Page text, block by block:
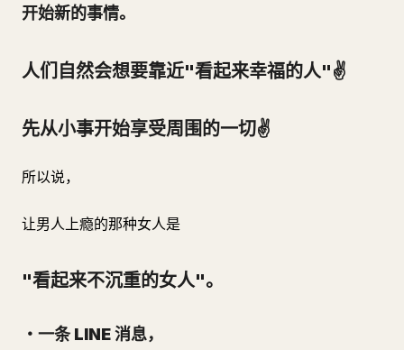
开始新的事情。
人们自然会想要靠近"看起来幸福的人"✌️
先从小事开始享受周围的一切✌️
所以说，
让男人上瘾的那种女人是
"看起来不沉重的女人"。
・一条 LINE 消息，